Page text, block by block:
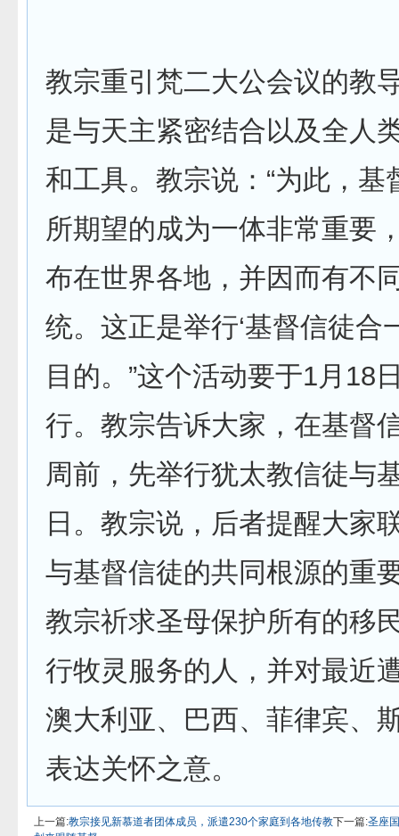
教宗重引梵二大公会议的教
是与天主紧密结合以及全人
和工具。教宗说：“为此，基
所期望的成为一体非常重要
布在世界各地，并因而有不
统。这正是举行‘基督信徒合
目的。”这个活动要于1月18
行。教宗告诉大家，在基督
周前，先举行犹太教信徒与
日。教宗说，后者提醒大家
与基督信徒的共同根源的重
教宗祈求圣母保护所有的移
行牧灵服务的人，并对最近
澳大利亚、巴西、菲律宾、
表达关怀之意。
上一篇:教宗接见新慕道者团体成员，派遣230个家庭到各地传教下一篇:圣座